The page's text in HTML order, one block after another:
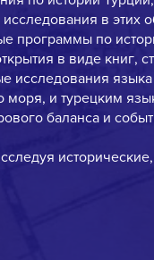
в этих
по
в виде книг,
исследования языка
моря, и турецким
баланса и